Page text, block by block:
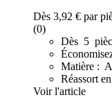
Dès 3,92 € par
(0)
Dès 5
Matière :
Réassort
Voir l'article